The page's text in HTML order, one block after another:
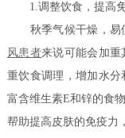
1.调整饮食，提高
秋季气候干燥，易
风患者来说可能会加重
重饮食调理，增加水
富含维生素E和锌的食
帮助提高皮肤的免疫力